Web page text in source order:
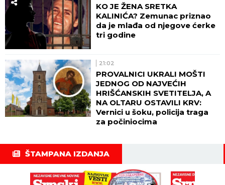
KO JE ŽENA SRETKA
KALINIĆA? Zemunac priznao
da je mlađa od njegove ćerke
tri godine
21:02
PROVALNICI UKRALI MOŠTI
JEDNOG OD NAJVEĆIH
HRIŠĆANSKIH SVETITELJA, A
NA OLTARU OSTAVILI KRV:
Vernici u šoku, policija traga
za počiniocima
ŠTAMPANA IZDANJA